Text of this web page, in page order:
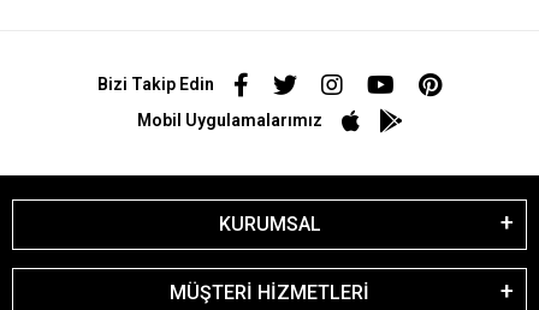
Bizi Takip Edin
Mobil Uygulamalarımız
KURUMSAL
MÜŞTERİ HİZMETLERİ